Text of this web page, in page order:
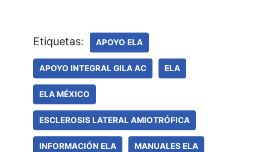
Etiquetas: APOYO ELA
APOYO INTEGRAL GILA AC ELA
ELA MÉXICO
ESCLEROSIS LATERAL AMIOTRÓFICA
INFORMACIÓN ELA MANUALES ELA